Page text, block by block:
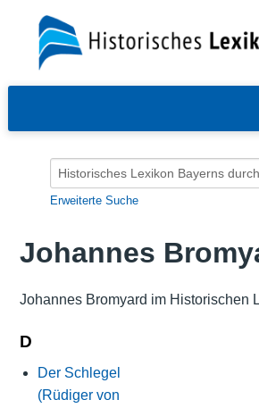
Erweiterte Suche
Johannes
Johannes Bromyard im Historischen
D
Der Schlegel
(Rüdiger von